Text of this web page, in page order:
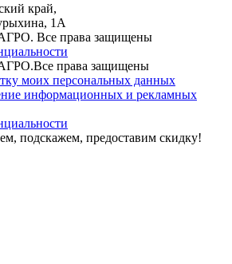
край,
1А
Все права защищены
права защищены
моих персональных данных
информационных и рекламных
подскажем, предоставим скидку!